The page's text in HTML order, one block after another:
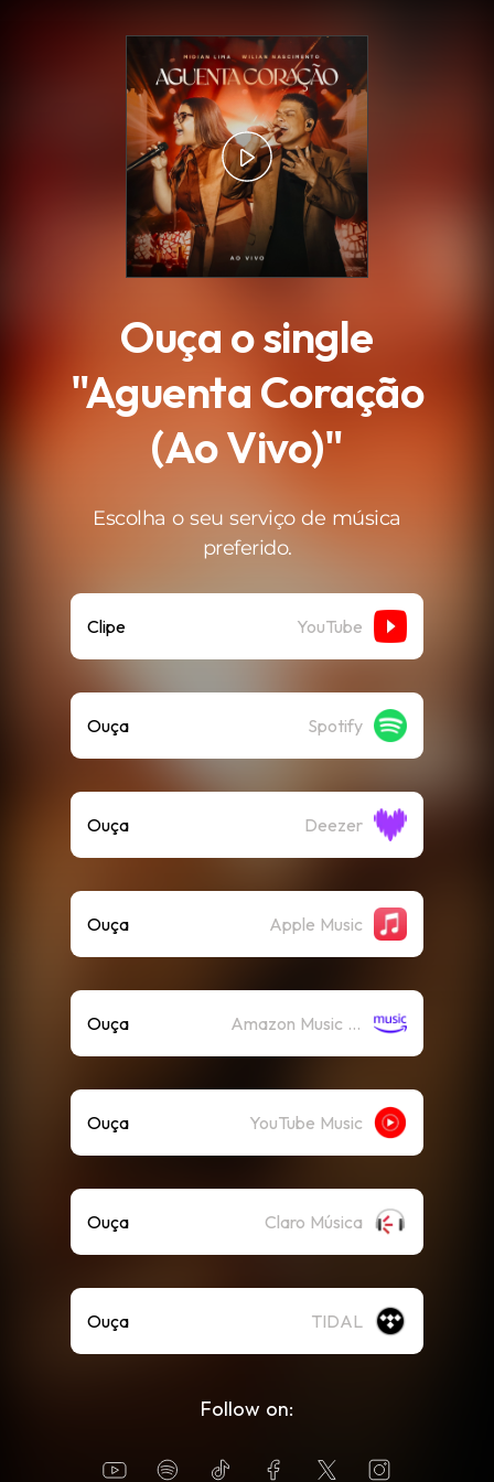
Ouça o single
"Aguenta Coração
(Ao Vivo)"
Escolha o seu serviço de música
preferido.
Clipe YouTube
Ouça Spotify
Ouça Deezer
Ouça Apple Music
Ouça Amazon Music (Streaming)
Ouça YouTube Music
Ouça Claro Música
Ouça TIDAL
Follow on: